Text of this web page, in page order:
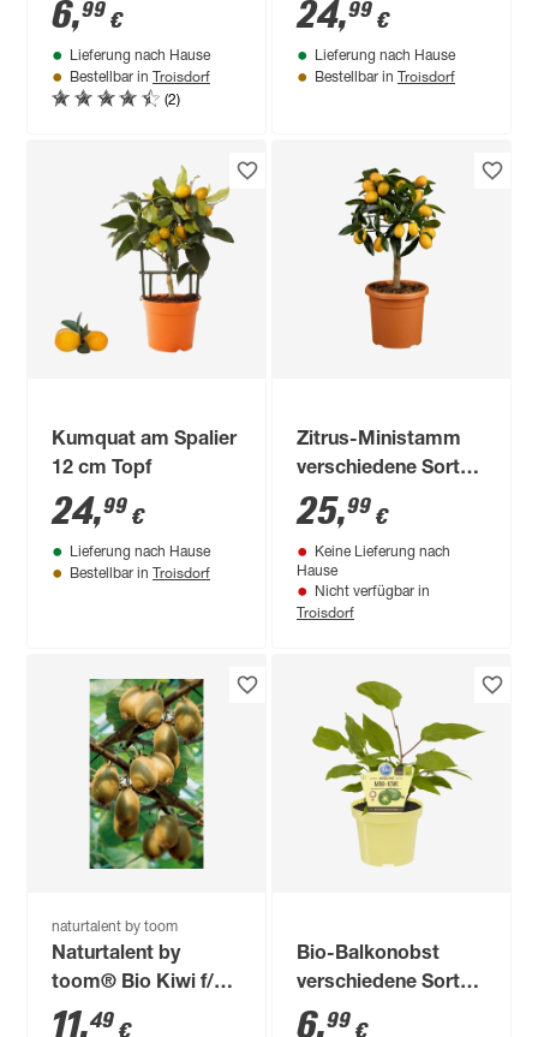
6,99 €
Lieferung nach Hause
Bestellbar in Troisdorf
(2)
24,99 €
Lieferung nach Hause
Bestellbar in Troisdorf
Kumquat am Spalier
12 cm Topf
24,99 €
Lieferung nach Hause
Bestellbar in Troisdorf
Zitrus-Ministamm
verschiedene Sorten
15 cm Topf
25,99 €
Keine Lieferung nach
Hause
Nicht verfügbar in
Troisdorf
naturtalent by toom
Naturtalent by
toom® Bio Kiwi f/m,
Busch 19 cm Topf
11,49 €
Bio-Balkonobst
verschiedene Sorten
12 cm Topf
6,99 €